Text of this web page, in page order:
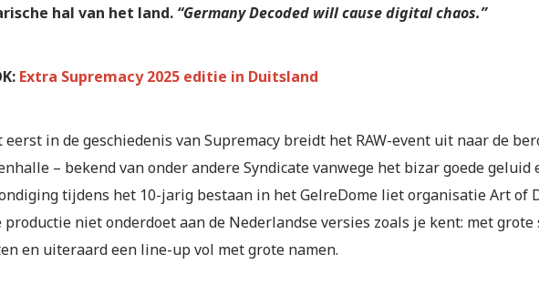
hal van het land. “Germany Decoded will cause digital chaos.”
Extra Supremacy 2025 editie in Duitsland
eerst in de geschiedenis van Supremacy breidt het RAW-event uit naar de
– bekend van onder andere Syndicate vanwege het bizar goede geluid
tijdens het 10-jarig bestaan in het GelreDome liet organisatie Art of
productie niet onderdoet aan de Nederlandse versies zoals je kent: met grote
en uiteraard een line-up vol met grote namen.